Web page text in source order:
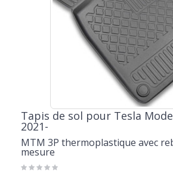
Tapis de sol pour Tesla
2021-
MTM 3P thermoplastique avec
mesure